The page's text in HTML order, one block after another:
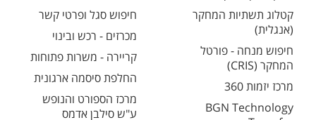
קטלוג תשתיות המחקר
(אנגלית)
חיפוש מנחה - פורטל
המחקר (CRIS)
מרכז יזמות 360
BGN Technology
חיפוש סגל ופרטי קשר
מכרזים - רכש ובינוי
קריירה - משרות פתוחות
החלפת סיסמה ארגונית
מרכז הספורט והנופש
ע"ש סילבן אדמס